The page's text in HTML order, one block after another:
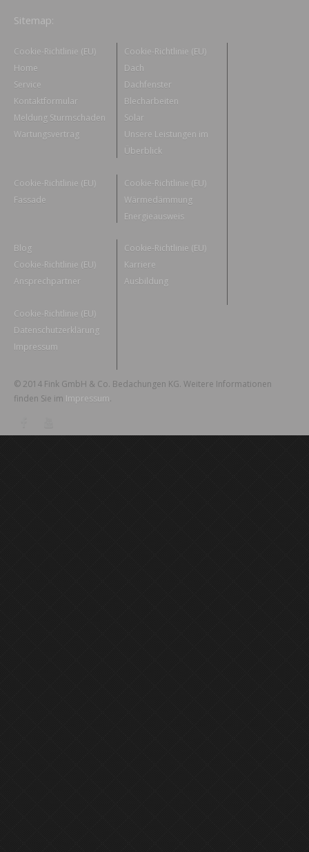
Sitemap:
Cookie-Richtlinie (EU)
Home
Service
Kontaktformular
Meldung Sturmschaden
Wartungsvertrag
Cookie-Richtlinie (EU)
Dach
Dachfenster
Blecharbeiten
Solar
Unsere Leistungen im
Überblick
Cookie-Richtlinie (EU)
Fassade
Cookie-Richtlinie (EU)
Wärmedämmung
Energieausweis
Blog
Cookie-Richtlinie (EU)
Ansprechpartner
Cookie-Richtlinie (EU)
Karriere
Ausbildung
Cookie-Richtlinie (EU)
Datenschutzerklärung
Impressum
© 2014 Fink GmbH & Co. Bedachungen KG. Weitere Informationen
finden Sie im Impressum.